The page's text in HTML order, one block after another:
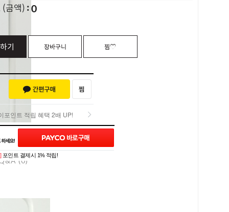
(금액) 0
기 장바구니 찜♡
포인트 적립 혜택 2배 UP!
포인트 적립 혜택 2배 UP!
포인트 결제시 1% 적립!
(0)